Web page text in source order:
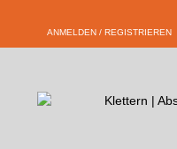
ANMELDEN / REGISTRIEREN